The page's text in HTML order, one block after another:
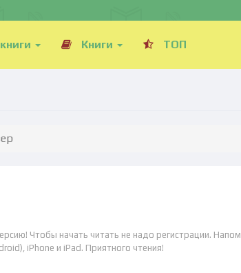
Книги ТОП
Чтобы начать читать не надо регистрации.
iPhone и iPad. Приятного чтения!